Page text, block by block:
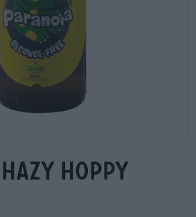
hoppy